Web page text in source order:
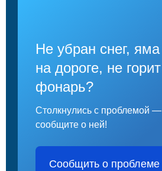
Не убран снег, яма
на дороге, не горит
фонарь?
Столкнулись с проблемой —
сообщите о ней!
Сообщить о проблеме